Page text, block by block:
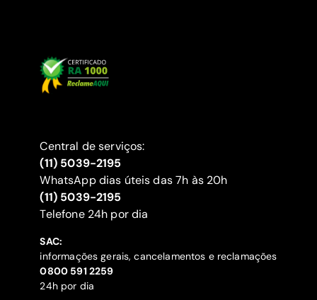
Central de serviços:
(11) 5039-2195
WhatsApp dias úteis das 7h às 20h
(11) 5039-2195
‍Telefone 24h por dia
SAC:
informações gerais, cancelamentos e reclamações
‍0800 591 2259
24h por dia